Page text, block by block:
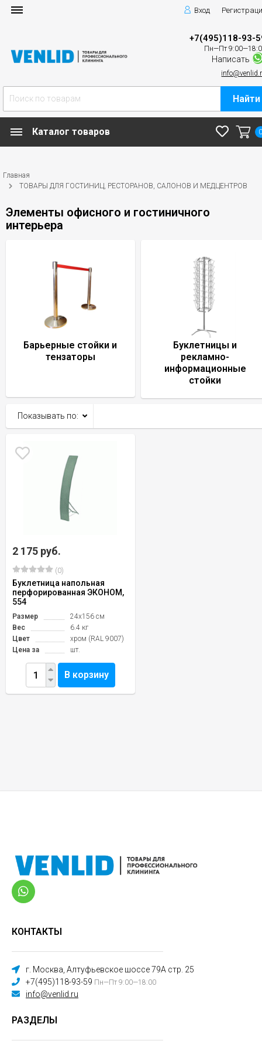
Вход
+7(495)118-93-
Пн—Пт
Написать
Найти
Каталог товаров
Главная
ТОВАРЫ ДЛЯ ГОСТИНИЦ, РЕСТОРАНОВ, САЛОНОВ И МЕДЦЕНТРОВ
Элементы офисного и гостиничного
интерьера
Барьерные стойки и
тензаторы
Буклетницы и
рекламно-
информационные
стойки
Показывать по:
2 175 руб.
(0)
Буклетница напольная
перфорированная ЭКОНОМ,
554
Размер
24х156 см
Вес
6.4 кг
Цвет
хром (RAL 9007)
Цена за
шт.
В корзину
КОНТАКТЫ
г. Москва, Алтуфьевское шоссе 79А стр. 25
+7(495)118-93-59 Пн—Пт 9:00—18:00
info@venlid.ru
РАЗДЕЛЫ